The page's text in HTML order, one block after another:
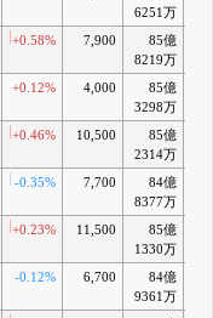
6251万
+0.58% 7,900
85億
8219万
+0.12% 4,000
85億
3298万
+0.46% 10,500
85億
2314万
-0.35% 7,700
84億
8377万
+0.23% 11,500
85億
1330万
-0.12% 6,700
84億
9361万